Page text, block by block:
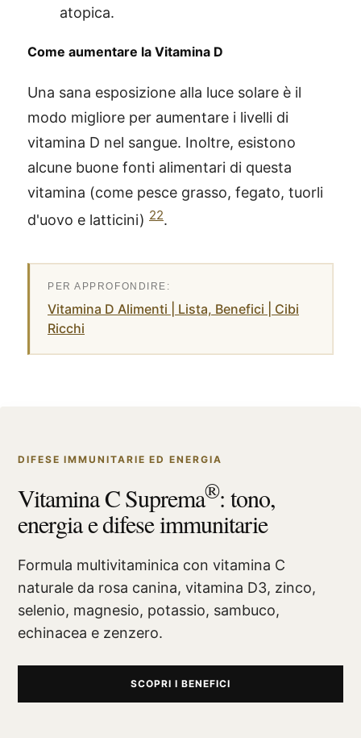
atopica.
Come aumentare la Vitamina D
Una sana esposizione alla luce solare è il
modo migliore per aumentare i livelli di
vitamina D nel sangue. Inoltre, esistono
alcune buone fonti alimentari di questa
vitamina (come pesce grasso, fegato, tuorli
d'uovo e latticini) 22.
Vitamina D Alimenti | Lista, Benefici | Cibi
Ricchi
DIFESE IMMUNITARIE ED ENERGIA
Vitamina C Suprema®: tono,
energia e difese immunitarie
Formula multivitaminica con vitamina C
naturale da rosa canina, vitamina D3, zinco,
selenio, magnesio, potassio, sambuco,
echinacea e zenzero.
SCOPRI I BENEFICI